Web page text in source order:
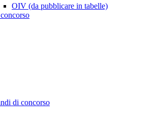
OIV (da pubblicare in tabelle)
di concorso